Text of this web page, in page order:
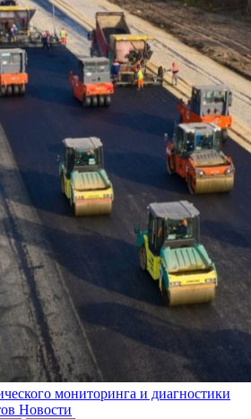
мониторинга и диагностики
Новости